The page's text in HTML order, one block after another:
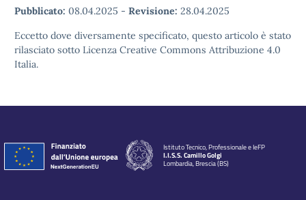
Pubblicato: 08.04.2025 - Revisione: 28.04.2025
Eccetto dove diversamente specificato, questo articolo è stato
rilasciato sotto Licenza Creative Commons Attribuzione 4.0
Italia.
Istituto Tecnico, Professionale e IeFP
I.I.S.S. Camillo Golgi
Lombardia, Brescia (BS)